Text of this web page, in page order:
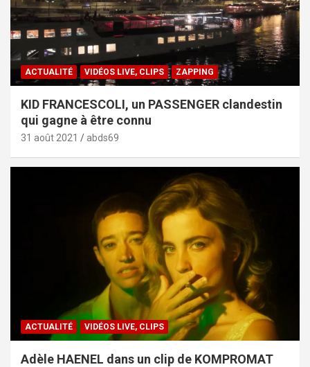
ACTUALITÉ VIDÉOS LIVE, CLIPS ZAPPING
KID FRANCESCOLI, un PASSENGER clandestin
qui gagne à être connu
31 août 2021 abds69
ACTUALITÉ VIDÉOS LIVE, CLIPS
Adèle HAENEL dans un clip de KOMPROMAT